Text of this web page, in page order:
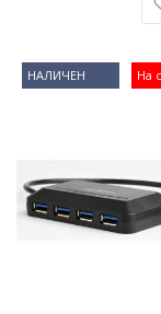
На
НАЛИЧЕН